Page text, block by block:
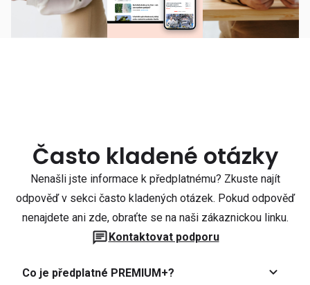
Často kladené otázky
Nenašli jste informace k předplatnému? Zkuste najít
odpověď v sekci často kladených otázek. Pokud odpověď
nenajdete ani zde, obraťte se na naši zákaznickou linku.
Kontaktovat podporu
Co je předplatné PREMIUM+?